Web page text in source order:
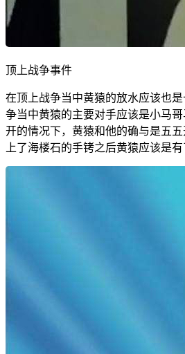
顶上战争事件
在顶上战争当中黄猿的放水应该也
争当中黄猿的主要对手应该是小马
开的情况下，黄猿和他的确与是五
上了海楼石的手铐之后黄猿应该是